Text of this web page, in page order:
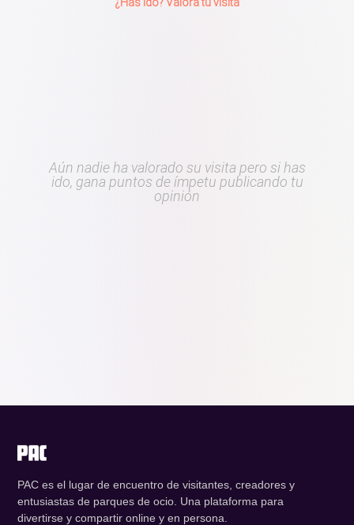
Aún nadie ha valorado su visita pero si has
ido, gana puntos de ímpetu publicando tu
opinión
PAC es el lugar de encuentro de visitantes, creadores y
entusiastas de parques de ocio. Una plataforma para
divertirse y compartir online y en persona.